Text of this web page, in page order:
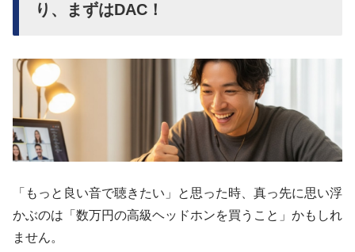
り、まずはDAC！
「もっと良い音で聴きたい」と思った時、真っ先に思い浮
かぶのは「数万円の高級ヘッドホンを買うこと」かもしれ
ません。